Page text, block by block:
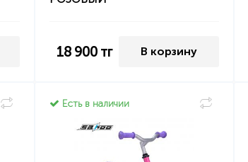
18 900тг В корзину
Есть в наличии